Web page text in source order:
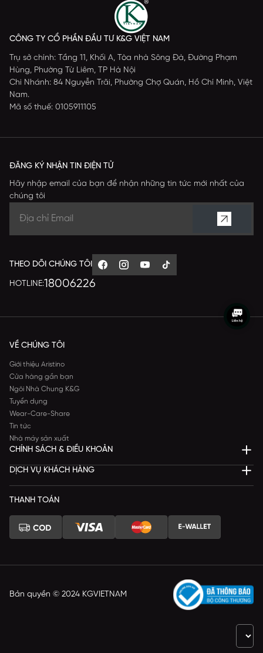
CÔNG TY CỔ PHẦN ĐẦU TƯ K&G VIỆT NAM
Trụ sở chính: Tầng 11, Khối A, Tòa nhà Sông Đà, Đường Phạm
Hùng, Phường Từ Liêm, TP Hà Nội
Chi Nhánh: 84 Nguyễn Trãi, Phường Chợ Quán, Hồ Chí Minh, Việt
Nam.
Mã số thuế: 0105911105
ĐĂNG KÝ NHẬN TIN ĐIỆN TỬ
Hãy nhập email của bạn để nhận những tin tức mới nhất của
chúng tôi
THEO DÕI CHÚNG TÔI
HOTLINE:18006226
VỀ CHÚNG TÔI
Giới thiệu Aristino
Cửa hàng gần bạn
Ngôi Nhà Chung K&G
Tuyển dụng
Wear-Care-Share
Tin tức
Nhà máy sản xuất
CHÍNH SÁCH & ĐIỀU KHOẢN
DỊCH VỤ KHÁCH HÀNG
THANH TOÁN
Bản quyền © 2024 KGVIETNAM